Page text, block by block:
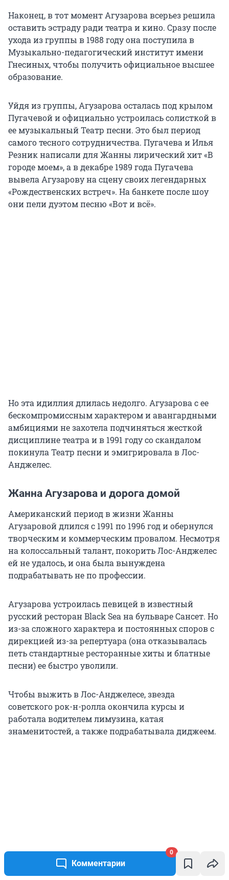
Комментарии
0
Наконец, в тот момент Агузарова всерьез решила
оставить эстраду ради театра и кино. Сразу после
ухода из группы в 1988 году она поступила в
Музыкально-педагогический институт имени
Гнесиных, чтобы получить официальное высшее
образование.
Уйдя из группы, Агузарова осталась под крылом
Пугачевой и официально устроилась солисткой в
ее музыкальный Театр песни. Это был период
самого тесного сотрудничества. Пугачева и Илья
Резник написали для Жанны лирический хит «В
городе моем», а в декабре 1989 года Пугачева
вывела Агузарову на сцену своих легендарных
«Рождественских встреч». На банкете после шоу
они пели дуэтом песню «Вот и всё».
Но эта идиллия длилась недолго. Агузарова с ее
бескомпромиссным характером и авангардными
амбициями не захотела подчиняться жесткой
дисциплине театра и в 1991 году со скандалом
покинула Театр песни и эмигрировала в Лос-
Анджелес.
Жанна Агузарова и дорога домой
Американский период в жизни Жанны
Агузаровой длился с 1991 по 1996 год и обернулся
творческим и коммерческим провалом. Несмотря
на колоссальный талант, покорить Лос-Анджелес
ей не удалось, и она была вынуждена
подрабатывать не по профессии.
Агузарова устроилась певицей в известный
русский ресторан Black Sea на бульваре Сансет. Но
из-за сложного характера и постоянных споров с
дирекцией из-за репертуара (она отказывалась
петь стандартные ресторанные хиты и блатные
песни) ее быстро уволили.
Чтобы выжить в Лос-Анджелесе, звезда
советского рок-н-ролла окончила курсы и
работала водителем лимузина, катая
знаменитостей, а также подрабатывала диджеем.